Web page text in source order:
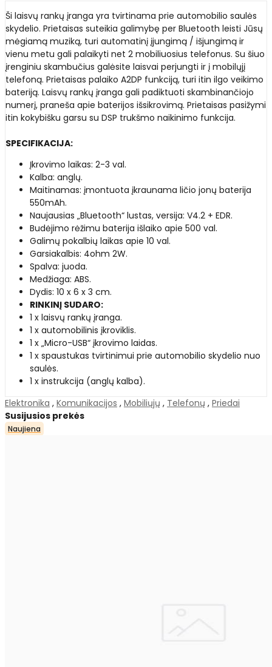
Ši laisvų rankų įranga yra tvirtinama prie automobilio saulės
skydelio. Prietaisas suteikia galimybę per Bluetooth leisti Jūsų
mėgiamą muziką, turi automatinį įjungimą / išjungimą ir
vienu metu gali palaikyti net 2 mobiliuosius telefonus. Su šiuo
įrenginiu skambučius galėsite laisvai perjungti ir į mobilųjį
telefoną. Prietaisas palaiko A2DP funkciją, turi itin ilgo veikimo
bateriją. Laisvų rankų įranga gali padiktuoti skambinančiojo
numerį, praneša apie baterijos išsikrovimą. Prietaisas pasižymi
itin kokybišku garsu su DSP trukšmo naikinimo funkcija.
SPECIFIKACIJA:
Įkrovimo laikas: 2-3 val.
Kalba: anglų.
Maitinamas: įmontuota įkraunama ličio jonų baterija
550mAh.
Naujausias „Bluetooth“ lustas, versija: V4.2 + EDR.
Budėjimo rėžimu baterija išlaiko apie 500 val.
Galimų pokalbių laikas apie 10 val.
Garsiakalbis: 4ohm 2W.
Spalva: juoda.
Medžiaga: ABS.
Dydis: 10 x 6 x 3 cm.
RINKINĮ SUDARO:
1 x laisvų rankų įranga.
1 x automobilinis įkroviklis.
1 x „Micro-USB“ įkrovimo laidas.
1 x spaustukas tvirtinimui prie automobilio skydelio nuo
saulės.
1 x instrukcija (anglų kalba).
Elektronika , Komunikacijos , Mobiliųjų , Telefonų , Priedai
Susijusios prekės
Naujiena